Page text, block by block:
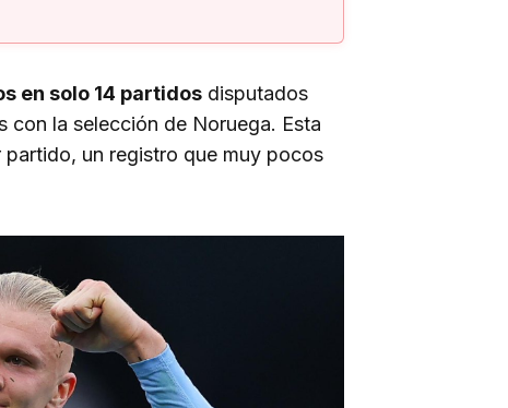
en solo 14 partidos disputados
con la selección de Noruega. Esta
un registro que muy pocos